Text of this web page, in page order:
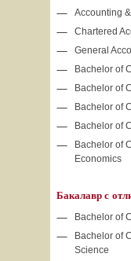
Accounting
Chartered
General
Bachelor of
Bachelor of
Bachelor of
Bachelor of
Bachelor of
Economics
Бакалавр с
Bachelor of
Bachelor of
Science